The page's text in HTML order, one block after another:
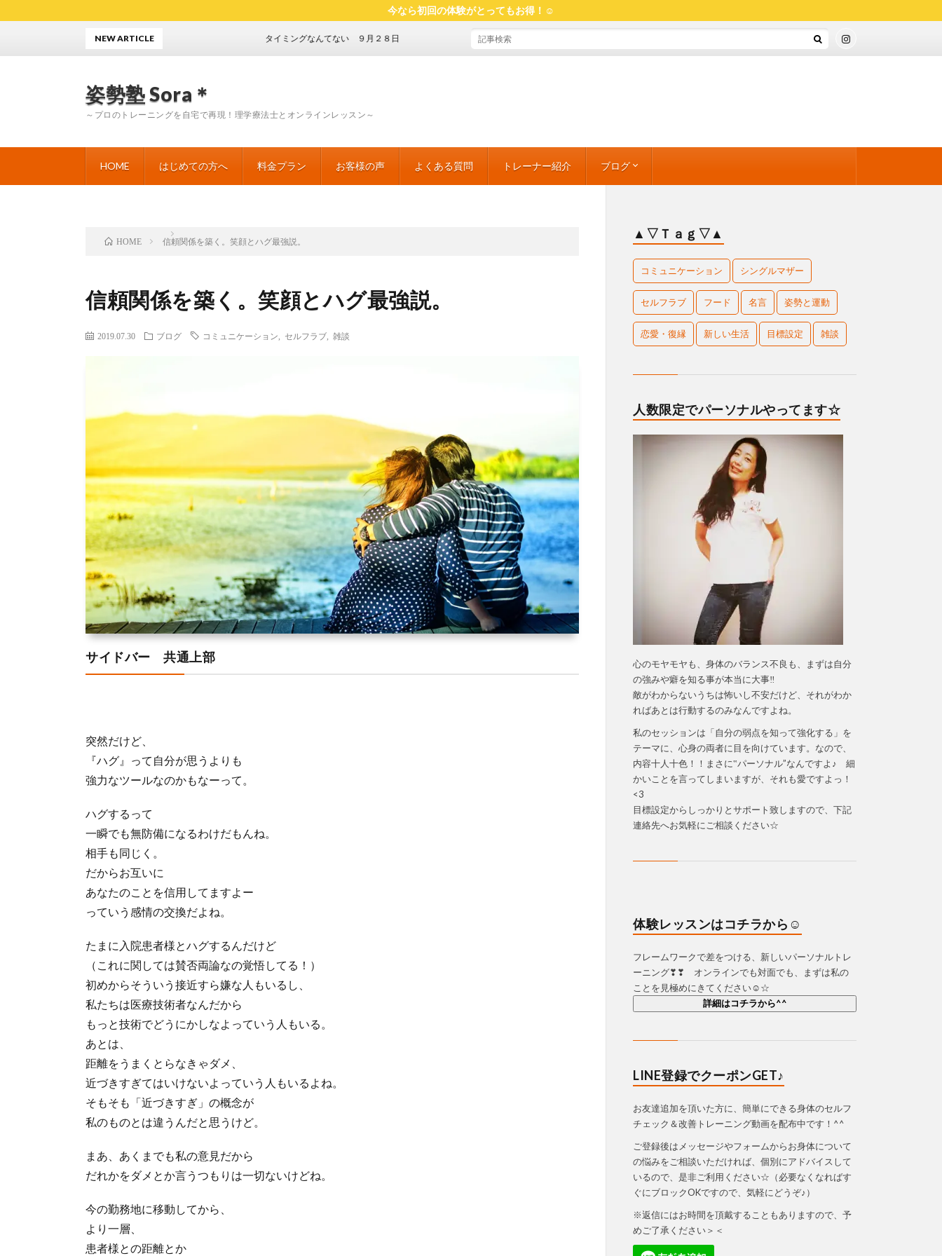
今なら初回の体験がとってもお得！☺
姿勢塾 Sora＊
～プロのトレーニングを自宅で再現！理学療法士とオンラインレッスン～
HOME はじめての方へ 料金プラン お客様の声 よくある質問 トレーナー紹介 ブログ
NEW ARTICLE タイミングなんてない ９月２８日
HOME 信頼関係を築く。笑顔とハグ最強説。
信頼関係を築く。笑顔とハグ最強説。
2019.07.30 ブログ コミュニケーション セルフラブ 雑談
サイドバー 共通上部
突然だけど、
『ハグ』って自分が思うよりも
強力なツールなのかもなーって。
ハグするって
一瞬でも無防備になるわけだもんね。
相手も同じく。
だからお互いに
あなたのことを信用してますよー
っていう感情の交換だよね。
たまに入院患者様とハグするんだけど
（これに関しては賛否両論なの覚悟してる！）
初めからそういう接近すら嫌な人もいるし、
私たちは医療技術者なんだから
もっと技術でどうにかしなよっていう人もいる。
あとは、
距離をうまくとらなきゃダメ、
近づきすぎてはいけないよっていう人もいるよね。
そもそも「近づきすぎ」の概念が
私のものとは違うんだと思うけど。
まあ、あくまでも私の意見だから
だれかをダメとか言うつもりは一切ないけどね。
今の勤務地に移動してから、
より一層、
患者様との距離とか
▲▽Ｔａｇ▽▲
コミュニケーション シングルマザー
セルフラブ フード 名言 姿勢と運動
恋愛・復縁 新しい生活 目標設定 雑談
人数限定でパーソナルやってます☆
心のモヤモヤも、身体のバランス不良も、まずは自分
の強みや癖を知る事が本当に大事‼
敵がわからないうちは怖いし不安だけど、それがわか
ればあとは行動するのみなんですよね。
私のセッションは「自分の弱点を知って強化する」を
テーマに、心身の両者に目を向けています。なので、
内容十人十色！！まさに‟パーソナル”なんですよ♪ 細
かいことを言ってしまいますが、それも愛ですよっ！
<3
目標設定からしっかりとサポート致しますので、下記
連絡先へお気軽にご相談ください☆
体験レッスンはコチラから☺
フレームワークで差をつける、新しいパーソナルトレ
ーニング❣❣ オンラインでも対面でも、まずは私の
ことを見極めにきてください☺☆
詳細はコチラから^^
LINE登録でクーポンGET♪
お友達追加を頂いた方に、簡単にできる身体のセルフ
チェック＆改善トレーニング動画を配布中です！^^
ご登録後はメッセージやフォームからお身体について
の悩みをご相談いただければ、個別にアドバイスして
いるので、是非ご利用ください☆（必要なくなればす
ぐにブロックOKですので、気軽にどうぞ♪）
※返信にはお時間を頂戴することもありますので、予
めご了承ください＞＜